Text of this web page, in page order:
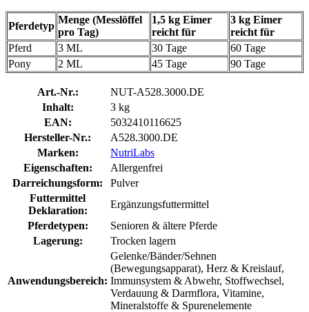
Pferdetyp
Menge (Messlöffel
pro Tag)
1,5 kg Eimer
reicht für
3 kg Eimer
reicht für
Pferd
3 ML 30 Tage
60 Tage
Pony
2 ML 45 Tage 90 Tage
Art.-Nr.:
NUT-A528.3000.DE
Inhalt:
3 kg
EAN:
5032410116625
Hersteller-Nr.:
A528.3000.DE
Marken:
NutriLabs
Eigenschaften:
Allergenfrei
Darreichungsform:
Pulver
Futtermittel
Deklaration:
Ergänzungsfuttermittel
Pferdetypen:
Senioren & ältere Pferde
Lagerung:
Trocken lagern
Anwendungsbereich:
Gelenke/Bänder/Sehnen
(Bewegungsapparat), Herz & Kreislauf,
Immunsystem & Abwehr, Stoffwechsel,
Verdauung & Darmflora, Vitamine,
Mineralstoffe & Spurenelemente